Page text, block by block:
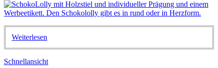
Weiterlesen
Schnellansicht